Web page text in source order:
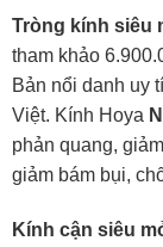
Tròng kính siêu
tham khảo
Bản nổi danh uy
Việt. Kính Hoya
phản quang,
giảm bám bụi,
Kính cận siêu